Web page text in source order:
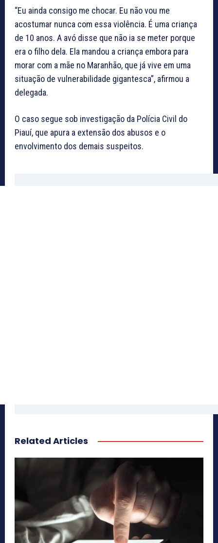
“Eu ainda consigo me chocar. Eu não vou me
acostumar nunca com essa violência. É uma criança
de 10 anos. A avó disse que não ia se meter porque
era o filho dela. Ela mandou a criança embora para
morar com a mãe no Maranhão, que já vive em uma
situação de vulnerabilidade gigantesca”, afirmou a
delegada.
O caso segue sob investigação da Polícia Civil do
Piauí, que apura a extensão dos abusos e o
envolvimento dos demais suspeitos.
Related Articles